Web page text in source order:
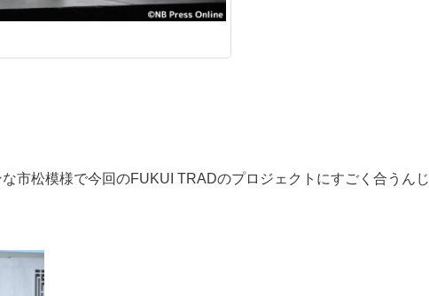
市松模様で今回のFUKUI TRADのプロジェクトにすごく合うんじ